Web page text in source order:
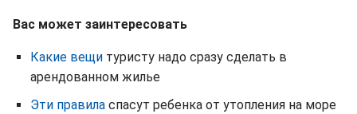
Вас может заинтересовать
Какие вещи туристу надо сразу сделать в
арендованном жилье
Эти правила спасут ребенка от утопления на море